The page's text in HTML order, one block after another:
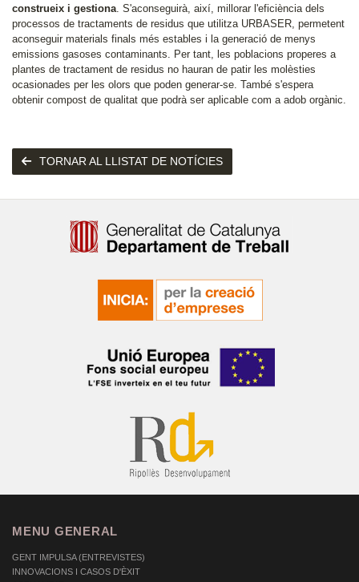
construeix i gestiona. S'aconseguirà, així, millorar l'eficiència dels
processos de tractaments de residus que utilitza URBASER, permetent
aconseguir materials finals més estables i la generació de menys
emissions gasoses contaminants. Per tant, les poblacions properes a
plantes de tractament de residus no hauran de patir les molèsties
ocasionades per les olors que poden generar-se. També s'espera
obtenir compost de qualitat que podrà ser aplicable com a adob orgànic.
TORNAR AL LLISTAT DE NOTÍCIES
MENU GENERAL
GENT IMPULSA (ENTREVISTES)
INNOVACIONS I CASOS D'ÈXIT